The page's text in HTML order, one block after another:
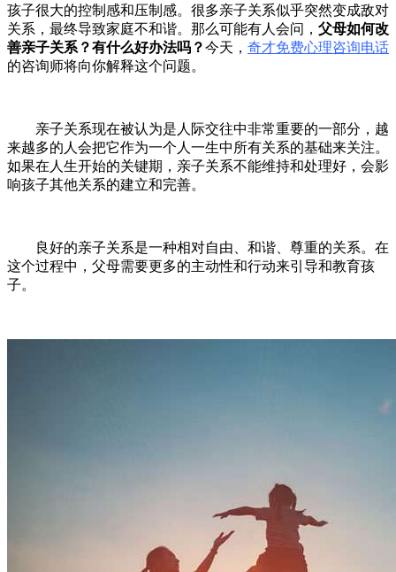
孩子很大的控制感和压制感。很多亲子关系似乎突然变成敌对
关系，最终导致家庭不和谐。那么可能有人会问， 父母如何改
善亲子关系？有什么好办法吗？今天， 奇才免费心理咨询电话
的咨询师将向你解释这个问题。
亲子关系现在被认为是人际交往中非常重要的一部分，越
来越多的人会把它作为一个人一生中所有关系的基础来关注。
如果在人生开始的关键期，亲子关系不能维持和处理好，会影
响孩子其他关系的建立和完善。
良好的亲子关系是一种相对自由、和谐、尊重的关系。在
这个过程中，父母需要更多的主动性和行动来引导和教育孩
子。